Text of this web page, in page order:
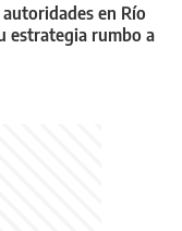
en Río
estrategia rumbo a